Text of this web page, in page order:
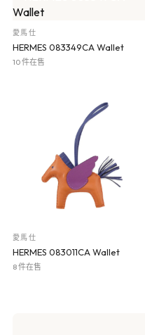
愛馬仕
HERMES 083349CA Wallet
10 件在售
愛馬仕
HERMES 083011CA Wallet
8 件在售